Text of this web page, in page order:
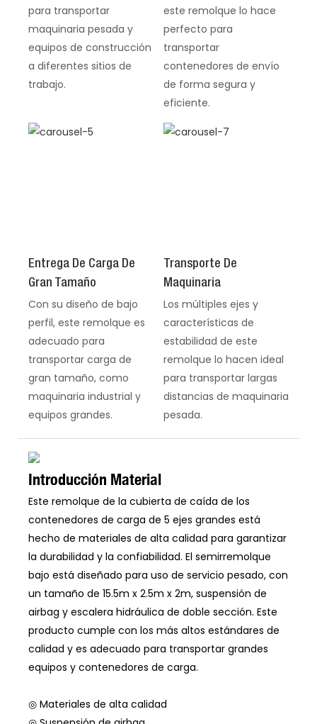
para transportar
maquinaria pesada y
equipos de construcción
a diferentes sitios de
trabajo.
este remolque lo hace
perfecto para
transportar
contenedores de envío
de forma segura y
eficiente.
Entrega De Carga De
Gran Tamaño
Con su diseño de bajo
perfil, este remolque es
adecuado para
transportar carga de
gran tamaño, como
maquinaria industrial y
equipos grandes.
Transporte De
Maquinaria
Los múltiples ejes y
características de
estabilidad de este
remolque lo hacen ideal
para transportar largas
distancias de maquinaria
pesada.
Introducción Material
Este remolque de la cubierta de caída de los
contenedores de carga de 5 ejes grandes está
hecho de materiales de alta calidad para garantizar
la durabilidad y la confiabilidad. El semirremolque
bajo está diseñado para uso de servicio pesado, con
un tamaño de 15.5m x 2.5m x 2m, suspensión de
airbag y escalera hidráulica de doble sección. Este
producto cumple con los más altos estándares de
calidad y es adecuado para transportar grandes
equipos y contenedores de carga.
◎ Materiales de alta calidad